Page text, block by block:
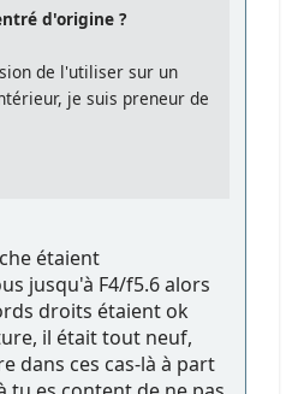
d'origine ?
de l'utiliser sur un
je suis preneur de
étaient
jusqu'à F4/f5.6 alors
droits étaient ok
il était tout neuf,
dans ces cas-là à part